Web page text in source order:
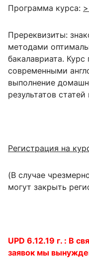
Программа курса:
Пререквизиты:
методами
бакалавриата.
современными
выполнение
результатов
Регистрация на
(В случае
могут закрыть
UPD 6.12.19 г. : В
заявок мы